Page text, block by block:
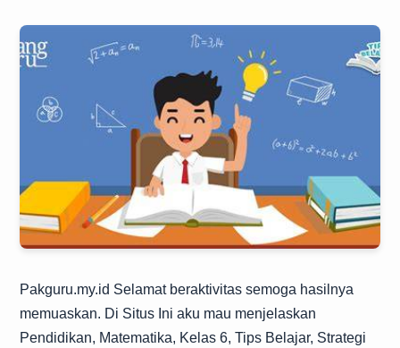
Pakguru.my.id Selamat beraktivitas semoga hasilnya
memuaskan. Di Situs Ini aku mau menjelaskan
Pendidikan, Matematika, Kelas 6, Tips Belajar, Strategi